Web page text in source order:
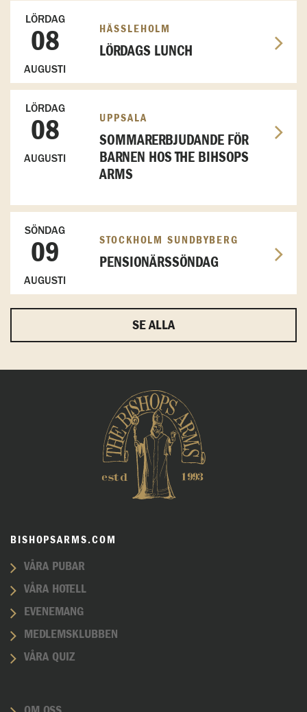
LÖRDAG
08
AUGUSTI
HÄSSLEHOLM
LÖRDAGS LUNCH
LÖRDAG
08
AUGUSTI
UPPSALA
SOMMARERBJUDANDE FÖR
BARNEN HOS THE BIHSOPS
ARMS
SÖNDAG
09
AUGUSTI
STOCKHOLM SUNDBYBERG
PENSIONÄRSSÖNDAG
SE ALLA
BISHOPSARMS.COM
VÅRA PUBAR
VÅRA HOTELL
EVENEMANG
MEDLEMSKLUBBEN
VÅRA QUIZ